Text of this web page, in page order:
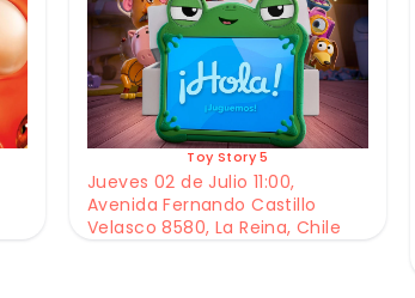
Toy Story 5
Jueves 02 de Julio 11:00,
Avenida Fernando Castillo
Velasco 8580, La Reina, Chile